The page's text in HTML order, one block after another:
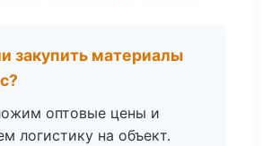
закупить материалы
оптовые цены и
логистику на объект.